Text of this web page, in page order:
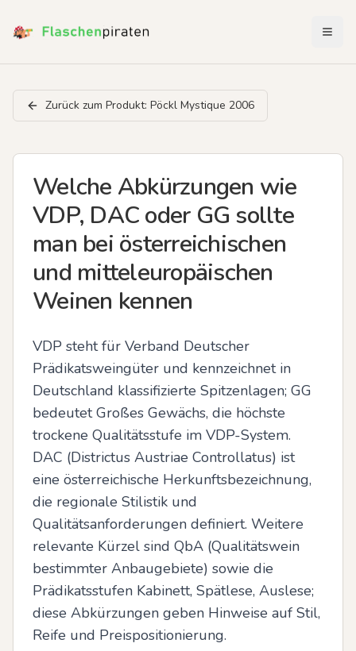
Zurück zum Produkt: Pöckl Mystique 2006
Welche Abkürzungen wie
VDP, DAC oder GG sollte
man bei österreichischen
und mitteleuropäischen
Weinen kennen
VDP steht für Verband Deutscher
Prädikatsweingüter und kennzeichnet in
Deutschland klassifizierte Spitzenlagen; GG
bedeutet Großes Gewächs, die höchste
trockene Qualitätsstufe im VDP-System.
DAC (Districtus Austriae Controllatus) ist
eine österreichische Herkunftsbezeichnung,
die regionale Stilistik und
Qualitätsanforderungen definiert. Weitere
relevante Kürzel sind QbA (Qualitätswein
bestimmter Anbaugebiete) sowie die
Prädikatsstufen Kabinett, Spätlese, Auslese;
diese Abkürzungen geben Hinweise auf Stil,
Reife und Preispositionierung.